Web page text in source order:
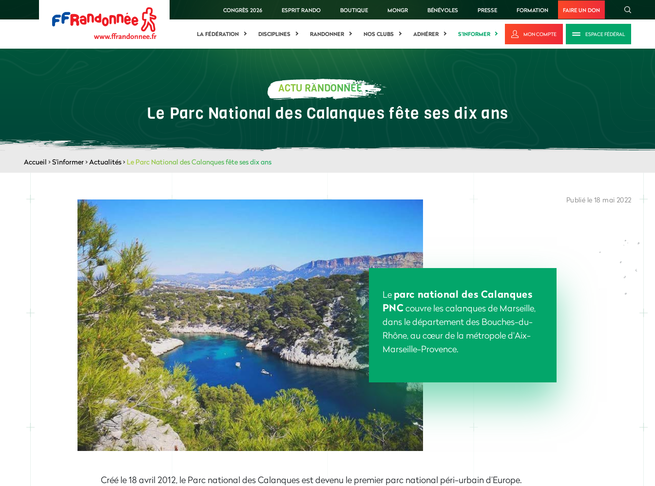
CONGRÈS 2026 ESPRIT RANDO BOUTIQUE MONGR BÉNÉVOLES PRESSE FORMATION FAIRE UN DON
LA FÉDÉRATION DISCIPLINES RANDONNER NOS CLUBS ADHÉRER S'INFORMER MON COMPTE ESPACE FÉDÉRAL
ACTU RANDONNÉE
Le Parc National des Calanques fête ses dix ans
Accueil >S'informer>Actualités> Le Parc National des Calanques fête ses dix ans
Le parc national des Calanques
PNCcouvre les calanques de Marseille,
dans le département des Bouches-du-
Rhône, au cœur de la métropole d'Aix-
Marseille-Provence.
Publié le 18 mai 2022
Créé le 18 avril 2012, le Parc national des Calanques est devenu le premier parc national péri-urbain d’Europe.